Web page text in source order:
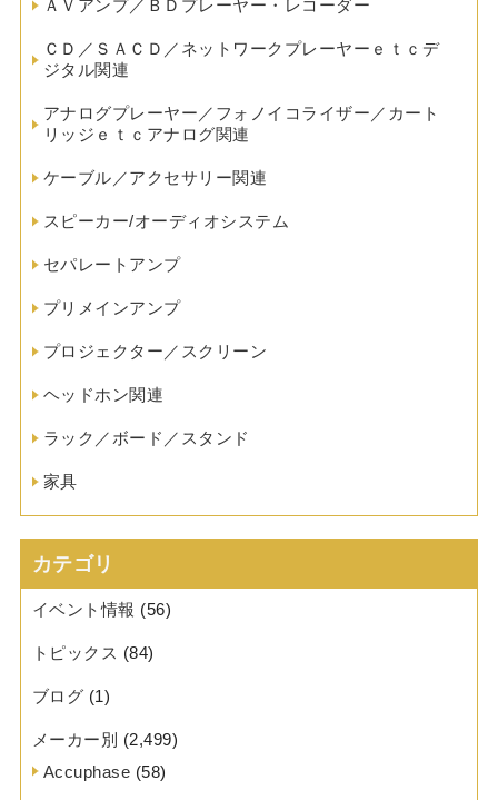
ＡＶアンプ／ＢＤプレーヤー・レコーダー
ＣＤ／ＳＡＣＤ／ネットワークプレーヤーｅｔｃデ
ジタル関連
アナログプレーヤー／フォノイコライザー／カート
リッジｅｔｃアナログ関連
ケーブル／アクセサリー関連
スピーカー/オーディオシステム
セパレートアンプ
プリメインアンプ
プロジェクター／スクリーン
ヘッドホン関連
ラック／ボード／スタンド
家具
カテゴリ
イベント情報 (56)
トピックス (84)
ブログ (1)
メーカー別 (2,499)
Accuphase (58)